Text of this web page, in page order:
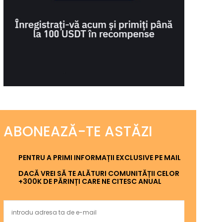
ABONEAZĂ-TE ASTĂZI
PENTRU A PRIMI INFORMAȚII EXCLUSIVE PE MAIL
DACĂ VREI SĂ TE ALĂTURI COMUNITĂȚII CELOR
+300K DE PĂRINȚI CARE NE CITESC ANUAL